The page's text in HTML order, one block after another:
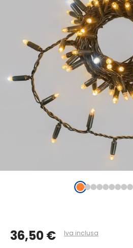
36,50 € Iva inclusa